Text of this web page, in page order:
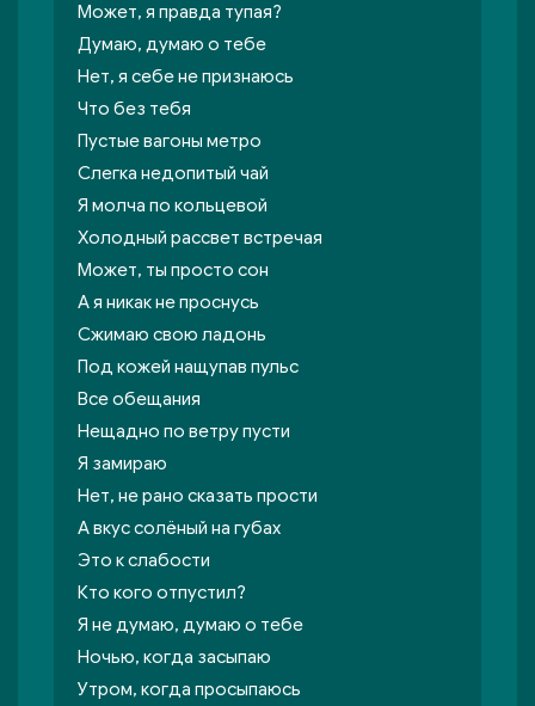
Может, я правда тупая?
Думаю, думаю о тебе
Нет, я себе не признаюсь
Что без тебя
Пустые вагоны метро
Слегка недопитый чай
Я молча по кольцевой
Холодный рассвет встречая
Может, ты просто сон
А я никак не проснусь
Сжимаю свою ладонь
Под кожей нащупав пульс
Все обещания
Нещадно по ветру пусти
Я замираю
Нет, не рано сказать прости
А вкус солёный на губах
Это к слабости
Кто кого отпустил?
Я не думаю, думаю о тебе
Ночью, когда засыпаю
Утром, когда просыпаюсь